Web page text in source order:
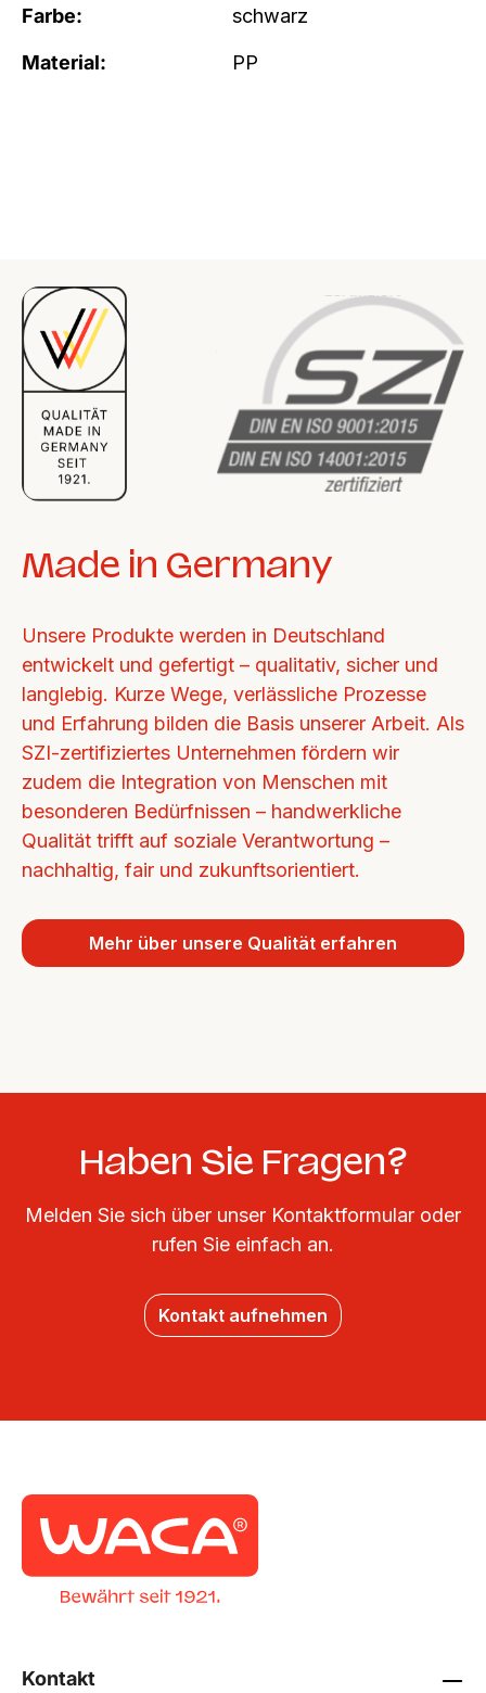
Farbe: schwarz
Material: PP
Made in Germany
Unsere Produkte werden in Deutschland
entwickelt und gefertigt – qualitativ, sicher und
langlebig. Kurze Wege, verlässliche Prozesse
und Erfahrung bilden die Basis unserer Arbeit. Als
SZI-zertifiziertes Unternehmen fördern wir
zudem die Integration von Menschen mit
besonderen Bedürfnissen – handwerkliche
Qualität trifft auf soziale Verantwortung –
nachhaltig, fair und zukunftsorientiert.
Mehr über unsere Qualität erfahren
Haben Sie Fragen?
Melden Sie sich über unser Kontaktformular oder
rufen Sie einfach an.
Kontakt aufnehmen
Kontakt